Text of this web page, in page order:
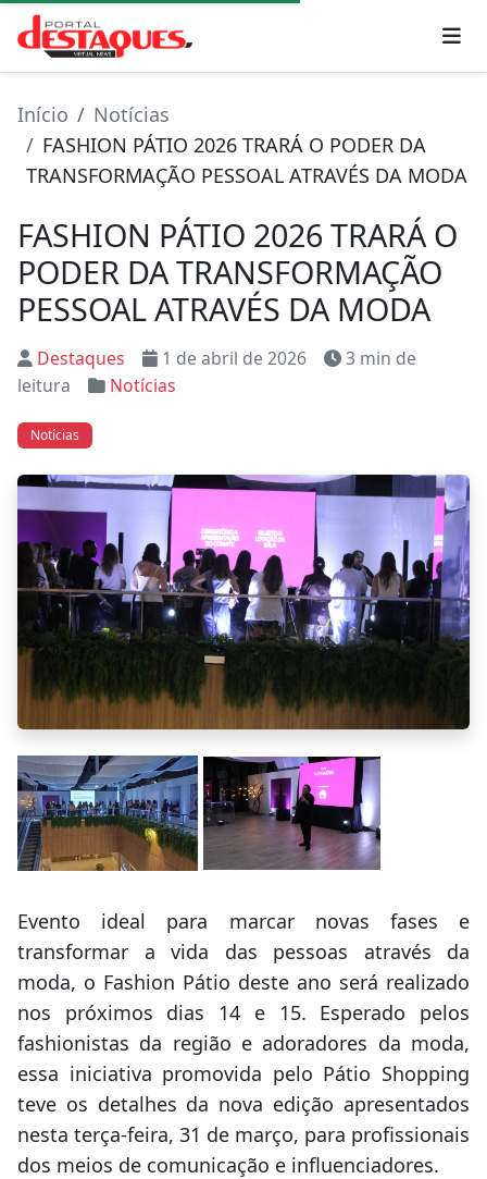
Início
Notícias
FASHION PÁTIO 2026 TRARÁ O PODER DA
TRANSFORMAÇÃO PESSOAL ATRAVÉS DA MODA
FASHION PÁTIO 2026 TRARÁ O
PODER DA TRANSFORMAÇÃO
PESSOAL ATRAVÉS DA MODA
Destaques 1 de abril de 2026
3 min de
leitura
Notícias
Notícias
Evento ideal para marcar novas fases e
transformar a vida das pessoas através da
moda, o Fashion Pátio deste ano será realizado
nos próximos dias 14 e 15. Esperado pelos
fashionistas da região e adoradores da moda,
essa iniciativa promovida pelo Pátio Shopping
teve os detalhes da nova edição apresentados
nesta terça-feira, 31 de março, para profissionais
dos meios de comunicação e influenciadores.